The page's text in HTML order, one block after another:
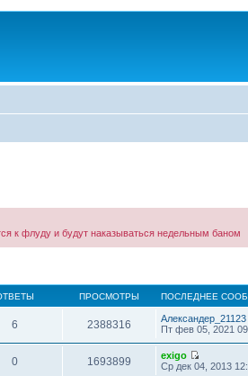
к флуду и будут наказываться недельным баном
ПРОСМОТРЫ ПОСЛЕДНЕЕ
6 2388316
Александер_21123
Пт фев 05, 2021
0 1693899
exigo
Ср дек 04, 2013